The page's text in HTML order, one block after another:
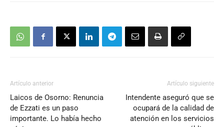
Artículo anterior
Laicos de Osorno: Renuncia
de Ezzati es un paso
importante. Lo había hecho
Artículo siguiente
Intendente aseguró que se
ocupará de la calidad de
atención en los servicios